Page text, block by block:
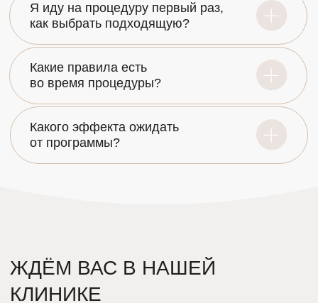
© 2013 - 2026
ВНИМАНИЕ!
ИМЕЮТСЯ ПРОТИВОПОКАЗАНИЯ К ПРИМЕНЕНИЮ.
СПЕЦИАЛИСТОМ.